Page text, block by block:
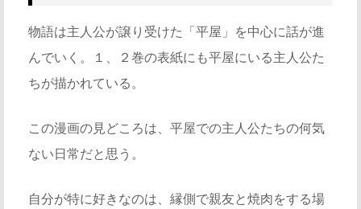
物語は主人公が譲り受けた「平屋」を中心に話が進
んでいく。１、２巻の表紙にも平屋にいる主人公た
ちが描かれている。
この漫画の見どころは、平屋での主人公たちの何気
ない日常だと思う。
自分が特に好きなのは、縁側で親友と焼肉をする場